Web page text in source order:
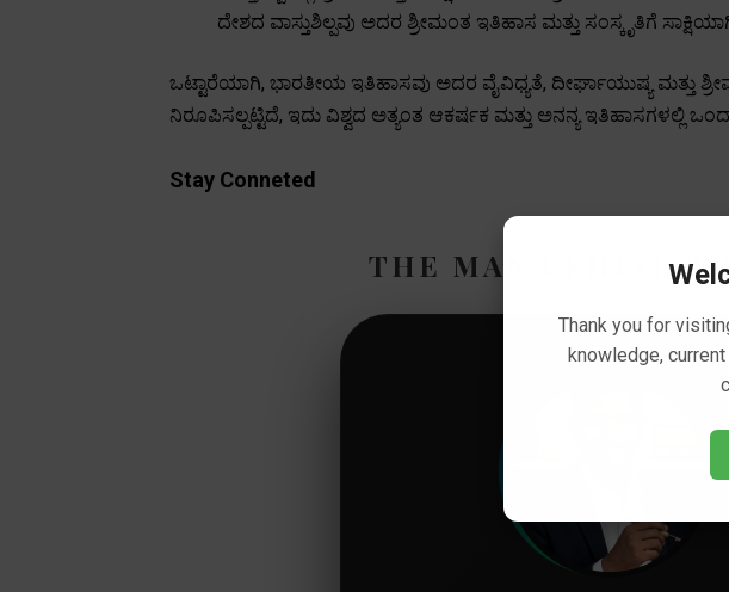
ದೇಶದ ವಾಸ್ತುಶಿಲ್ಪವು ಅದರ ಶ್ರೀಮಂತ ಇತಿಹಾಸ ಮತ್ತು ಸಂಸ್ಕೃತಿಗೆ
ಒಟ್ಟಾರೆಯಾಗಿ, ಭಾರತೀಯ ಇತಿಹಾಸವು ಅದರ ವೈವಿಧ್ಯತೆ, ದೀರ್ಘಾಯುಷ್ಯ ಮತ್ತು
ನಿರೂಪಿಸಲ್ಪಟ್ಟಿದೆ, ಇದು ವಿಶ್ವದ ಅತ್ಯಂತ ಆಕರ್ಷಕ ಮತ್ತು ಅನನ್ಯ ಇತಿಹಾಸಗಳಲ್ಲಿ
Stay Conneted
THE MAN BEHIND
Thank you for
knowledge,